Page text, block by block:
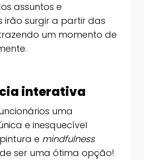
assuntos e
irão surgir a partir das
um momento de
interativa
uma
e inesquecível
e mindfulness
ser uma ótima opção!